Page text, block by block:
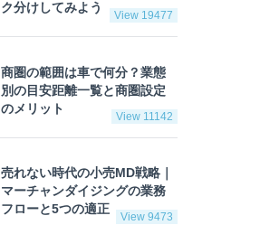
ク分けしてみよう
View 19477
商圏の範囲は車で何分？業態
別の目安距離一覧と商圏設定
のメリット
View 11142
売れない時代の小売MD戦略｜
マーチャンダイジングの業務
フローと5つの適正
View 9473